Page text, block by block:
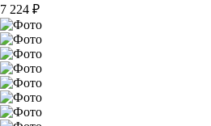
7 224 ₽